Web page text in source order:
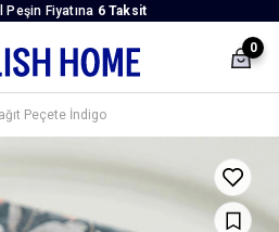
Peşin Fiyatına 6 Taksit
0
Peçete İndigo